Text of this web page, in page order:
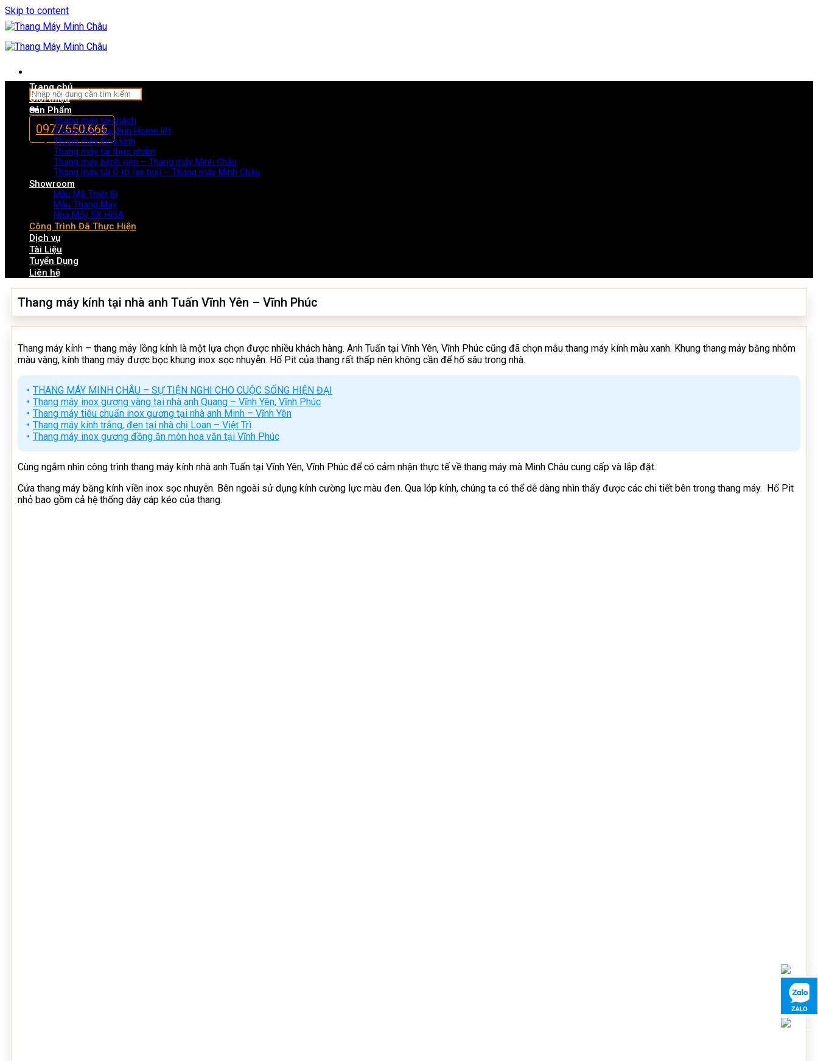
Skip to content
0977.650.666
Trang chủ
Giới thiệu
Sản Phẩm
Thang máy tải khách
Thang máy gia đình Home lift
Thang máy lồng kính
Thang máy tải thực phẩm
Thang máy bệnh viện – Thang máy Minh Châu
Thang máy tải Ô tô (xe hơi) – Thang máy Minh Châu
Showroom
Mẫu Mã Thiết Bị
Mẫu Thang Máy
Nhà Máy SX HISA
Công Trình Đã Thực Hiện
Dịch vụ
Tài Liệu
Tuyển Dụng
Liên hệ
Thang máy kính tại nhà anh Tuấn Vĩnh Yên – Vĩnh Phúc
Thang máy kính – thang máy lồng kính là một lựa chọn được nhiều khách hàng. Anh Tuấn tại Vĩnh Yên, Vĩnh Phúc cũng đã chọn mẫu thang máy kính màu xanh. Khung thang máy bằng nhôm
màu vàng, kính thang máy được bọc khung inox sọc nhuyễn. Hố Pit của thang rất thấp nên không cần để hố sâu trong nhà.
THANG MÁY MINH CHÂU – SỰ TIỆN NGHI CHO CUỘC SỐNG HIỆN ĐẠI
Thang máy inox gương vàng tại nhà anh Quang – Vĩnh Yên, Vĩnh Phúc
Thang máy tiêu chuẩn inox gương tại nhà anh Minh – Vĩnh Yên
Thang máy kính trắng, đen tại nhà chị Loan – Việt Trì
Thang máy inox gương đồng ăn mòn hoa văn tại Vĩnh Phúc
Cùng ngắm nhìn công trình thang máy kính nhà anh Tuấn tại Vĩnh Yên, Vĩnh Phúc để có cảm nhận thực tế về thang máy mà Minh Châu cung cấp và lắp đặt.
Cửa thang máy bằng kính viền inox sọc nhuyễn. Bên ngoài sử dụng kính cường lực màu đen. Qua lớp kính, chúng ta có thể dễ dàng nhìn thấy được các chi tiết bên trong thang máy. Hố Pit
nhỏ bao gồm cả hệ thống dây cáp kéo của thang.